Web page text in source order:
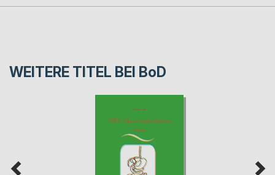
WEITERE TITEL BEI BoD